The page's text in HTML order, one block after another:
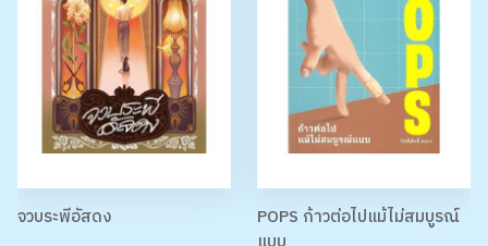
จวบระพีอัสดง
POPS ก้าวต่อไปแม้ไม่สมบูรณ์